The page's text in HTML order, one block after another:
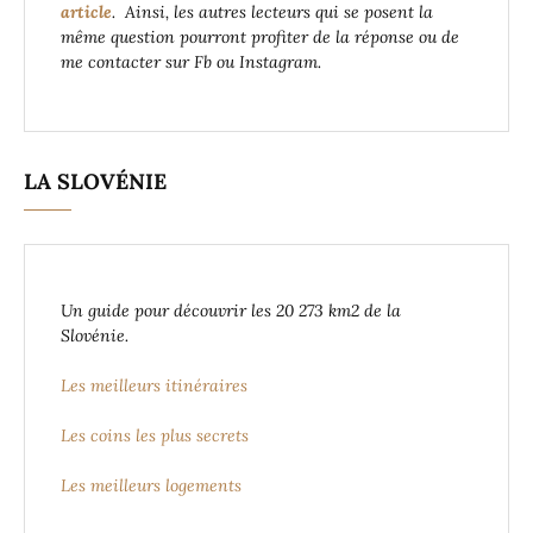
article. Ainsi, les autres lecteurs qui se posent la
même question pourront profiter de la réponse ou de
me contacter sur Fb ou Instagram.
LA SLOVÉNIE
Un guide pour découvrir les 20 273 km2 de la
Slovénie.
Les meilleurs itinéraires
Les coins les plus secrets
Les meilleurs logements